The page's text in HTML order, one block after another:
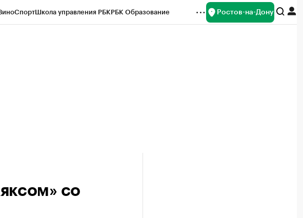
СпортШкола управления РБКРБК Образование Ростов-на-Дону
со